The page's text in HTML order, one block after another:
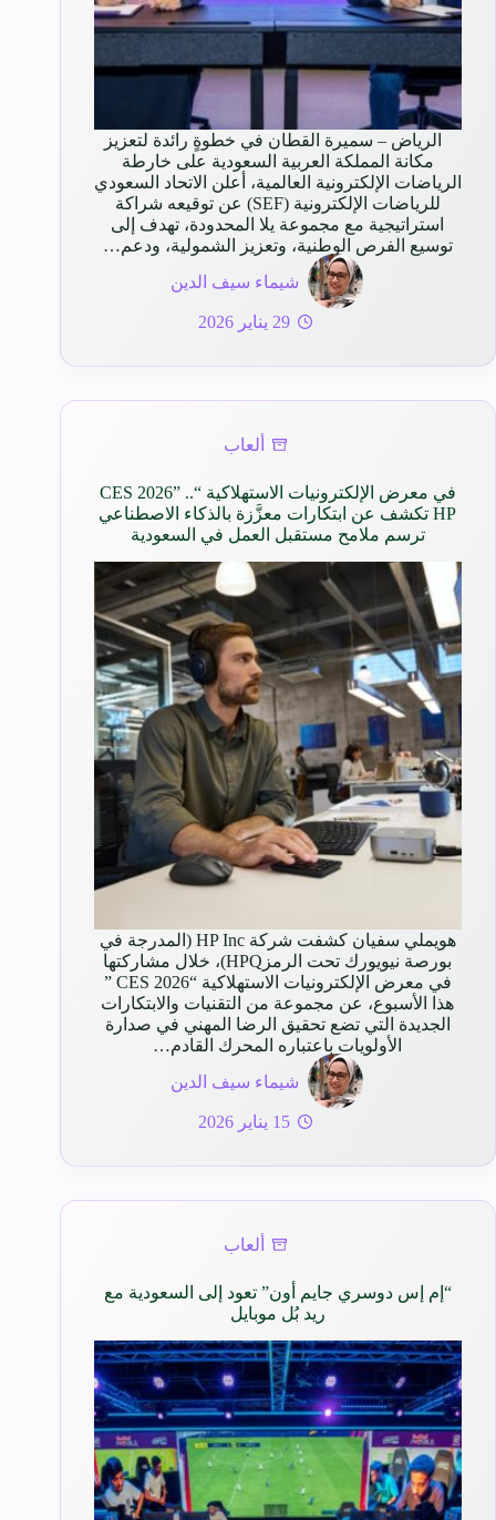
الرياض – سميرة القطان في خطوةٍ رائدة لتعزيز
مكانة المملكة العربية السعودية على خارطة
الرياضات الإلكترونية العالمية، أعلن الاتحاد السعودي
للرياضات الإلكترونية (SEF) عن توقيعه شراكة
استراتيجية مع مجموعة يلا المحدودة، تهدف إلى
توسيع الفرص الوطنية، وتعزيز الشمولية، ودعم…
شيماء سيف الدين
29 يناير 2026
ألعاب
في معرض الإلكترونيات الاستهلاكية “CES 2026” ..
HP تكشف عن ابتكارات معزَّزة بالذكاء الاصطناعي
ترسم ملامح مستقبل العمل في السعودية
هويملي سفيان كشفت شركة HP Inc (المدرجة في
بورصة نيويورك تحت الرمزHPQ)، خلال مشاركتها
في معرض الإلكترونيات الاستهلاكية “CES 2026 ”
هذا الأسبوع، عن مجموعة من التقنيات والابتكارات
الجديدة التي تضع تحقيق الرضا المهني في صدارة
الأولويات باعتباره المحرك القادم…
شيماء سيف الدين
15 يناير 2026
ألعاب
“إم إس دوسري جايم أون” تعود إلى السعودية مع
ريد بُل موبايل